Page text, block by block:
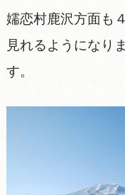
嬬恋村鹿沢方面も
見れるようになり
す。